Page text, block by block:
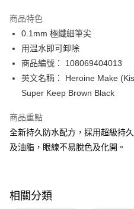
PayMe
WeChat Pay
BoC Pay
順豐自助櫃 - 確認發貨後1-3個工
每筆HK$65.00，滿HK$300.00或
確認發貨後1-3 工作天送達，訂單
商品特色
0.1mm 極纖細筆尖
用温水即可卸除
商品編號： 108069404013
英文名稱： Heroine Make
Super Keep Brown Black
商品重點
全新持久防水配方，採用超級持
及油脂，眼線不易脫色及化開。
相關分類